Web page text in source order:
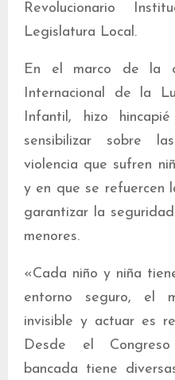
Revolucionario
Legislatura Local.
En el marco de la
Internacional de la
Infantil, hizo
sensibilizar sobre
violencia que sufren
y en que se refuercen
garantizar la
menores.
«Cada niño y niña
entorno seguro, el
invisible y actuar es
Desde el
bancada tiene